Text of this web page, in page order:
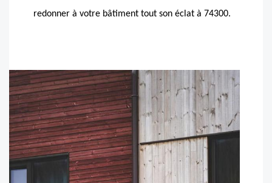
redonner à votre bâtiment tout son éclat à 74300.